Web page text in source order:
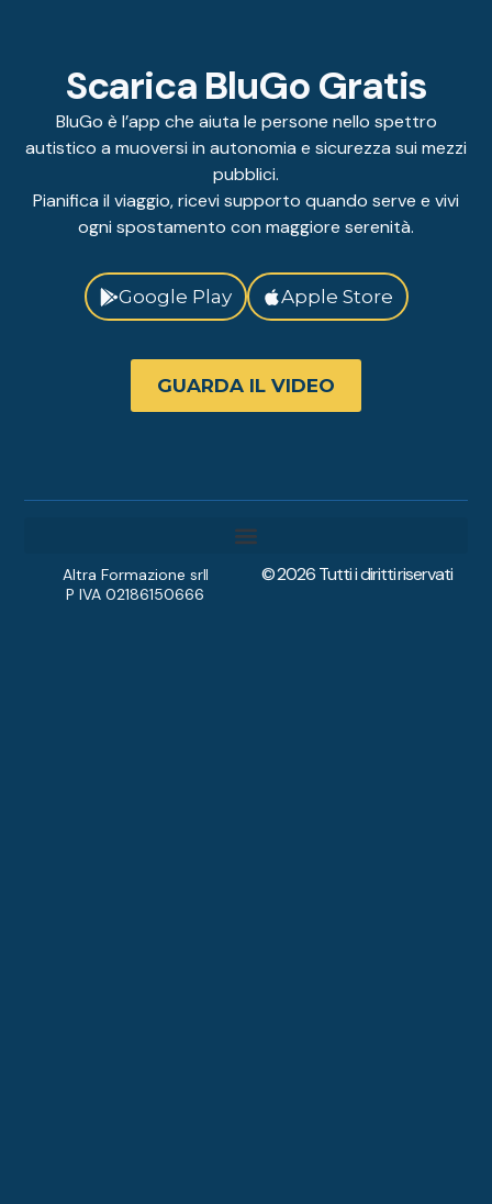
Scarica BluGo Gratis
BluGo è l’app che aiuta le persone nello spettro
autistico a muoversi in autonomia e sicurezza sui mezzi
pubblici.
Pianifica il viaggio, ricevi supporto quando serve e vivi
ogni spostamento con maggiore serenità.
Google Play Apple Store
GUARDA IL VIDEO
Altra Formazione srl
P IVA 02186150666
© 2026 Tutti i diritti riservati